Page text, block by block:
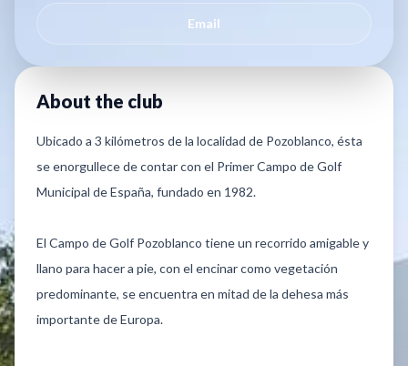
Email
About the club
Ubicado a 3 kilómetros de la localidad de Pozoblanco, ésta
se enorgullece de contar con el Primer Campo de Golf
Municipal de España, fundado en 1982.
El Campo de Golf Pozoblanco tiene un recorrido amigable y
llano para hacer a pie, con el encinar como vegetación
predominante, se encuentra en mitad de la dehesa más
importante de Europa.